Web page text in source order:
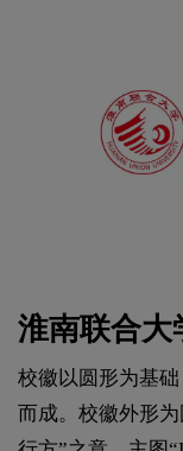
淮南联合大
校徽以圆形为基
而成。校徽外形